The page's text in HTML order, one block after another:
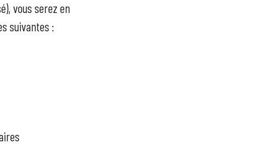
vous serez en
suivantes :